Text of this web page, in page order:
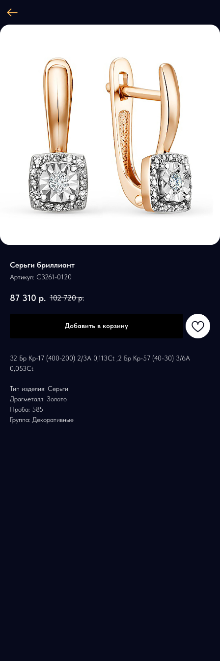
Серьги бриллиант
Артикул: С3261-0120
87 310 р. 102 720 р.
Добавить в корзину
32 Бр Кр-17 (400-200) 2/3А 0,113Ct ,2 Бр Кр-57 (40-30) 3/6А
0,053Ct
Тип изделия: Серьги
Драгметалл: Золото
Проба: 585
Группа: Декоративные